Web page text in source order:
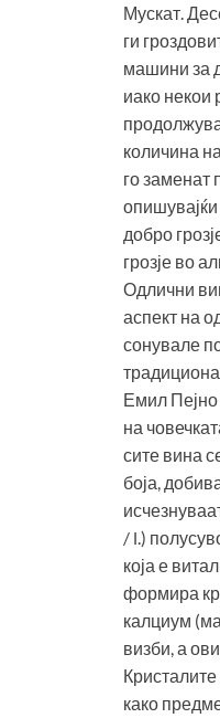
Мускат.
ги
машини за
иако некои
количина
го заменат
добро
грозје во
Одлични
аспект на
сонувале
Емил Пејно
на
сите вина
боја,
/ l.)
која е
формира
калциум
визби, а
како